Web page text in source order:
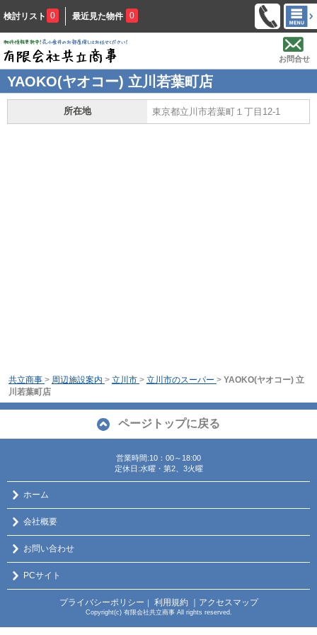
検討リスト 0 最近見た物件 0
お問合せ
YAOKO(ヤオコー) 立川若葉町店
所在地 東京都立川市若葉町１丁目12-1
共立商事 > 周辺施設案内 > 立川市 > 立川市のスーパー > YAOKO(ヤオコー) 立
川若葉町店
ページトップに戻る
営業時間:10：00～18:00
定休日:水曜・第2、3火曜
ホーム
会社概要
お問い合わせ
PCサイト
プライバシーポリシー ｜ 利用規約 ｜アクセスマップ
Copyright(c) 有限会社共立商事 All rights reserved.